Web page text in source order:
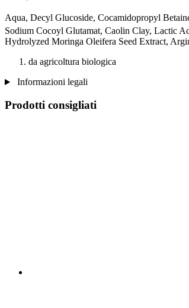
Aqua, Decyl Glucoside, Cocamidopropyl
Sodium Cocoyl Glutamat, Caolin Clay, Lactic
Hydrolyzed Moringa Oleifera Seed Extract,
da agricoltura biologica
Informazioni legali
Prodotti consigliati